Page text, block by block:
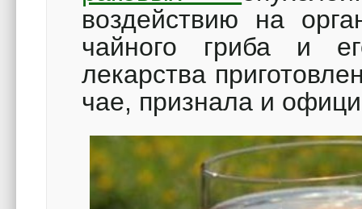
воздействию на
чайного гриба и
лекарства
чае, признала и